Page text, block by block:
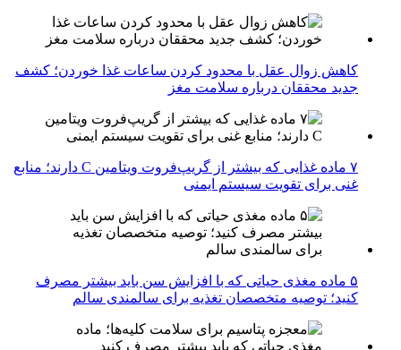
کاهش زوال عقل با محدود کردن ساعات غذا خوردن؛ کشف
جدید محققان درباره سلامت مغز
۷ ماده غذایی که بیشتر از گریپ‌فروت ویتامین C دارند؛ منابع
غنی برای تقویت سیستم ایمنی
۵ ماده مغذی حیاتی که با افزایش سن باید بیشتر مصرف
کنید؛ توصیه متخصصان تغذیه برای سالمندی سالم